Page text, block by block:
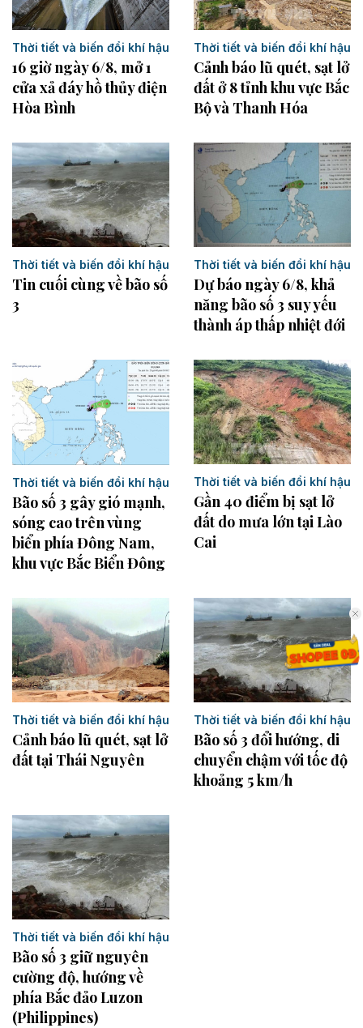
Thời tiết và biến đổi khí hậu
16 giờ ngày 6/8, mở 1
cửa xả đáy hồ thủy điện
Hòa Bình
Thời tiết và biến đổi khí hậu
Cảnh báo lũ quét, sạt lở
đất ở 8 tỉnh khu vực Bắc
Bộ và Thanh Hóa
Thời tiết và biến đổi khí hậu
Tin cuối cùng về bão số
3
Thời tiết và biến đổi khí hậu
Dự báo ngày 6/8, khả
năng bão số 3 suy yếu
thành áp thấp nhiệt đới
Thời tiết và biến đổi khí hậu
Bão số 3 gây gió mạnh,
sóng cao trên vùng
biển phía Đông Nam,
khu vực Bắc Biển Đông
Thời tiết và biến đổi khí hậu
Gần 40 điểm bị sạt lở
đất do mưa lớn tại Lào
Cai
Thời tiết và biến đổi khí hậu
Cảnh báo lũ quét, sạt lở
đất tại Thái Nguyên ​
Thời tiết và biến đổi khí hậu
Bão số 3 đổi hướng, di
chuyển chậm với tốc độ
khoảng 5 km/h
Thời tiết và biến đổi khí hậu
Bão số 3 giữ nguyên
cường độ, hướng về
phía Bắc đảo Luzon
(Philippines)